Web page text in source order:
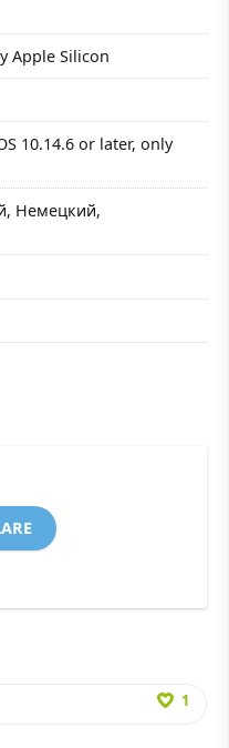
Apple Silicon
10.14.6 or later, only
Немецкий,
1